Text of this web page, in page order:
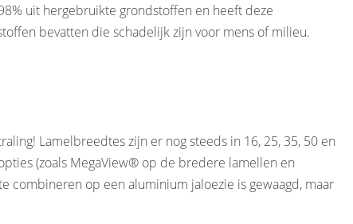
uit hergebruikte grondstoffen en heeft deze
bevatten die schadelijk zijn voor mens of milieu.
Lamelbreedtes zijn er nog steeds in 16, 25, 35, 50 en
(zoals MegaView® op de bredere lamellen en
op een aluminium jaloezie is gewaagd, maar